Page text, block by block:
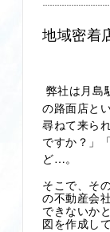
地域密着
弊社は月島
の路面店と
尋ねて来ら
ですか？」
ど…。
そこで、そ
の不動産会
できないか
図を作成し